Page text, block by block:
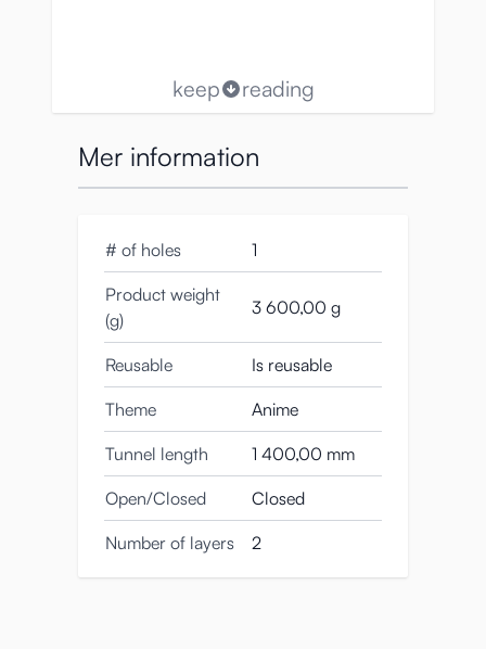
keep reading
Mer information
# of holes 1
Product weight
(g)
3 600,00 g
Reusable Is reusable
Theme Anime
Tunnel length 1 400,00 mm
Open/Closed Closed
Number of layers 2